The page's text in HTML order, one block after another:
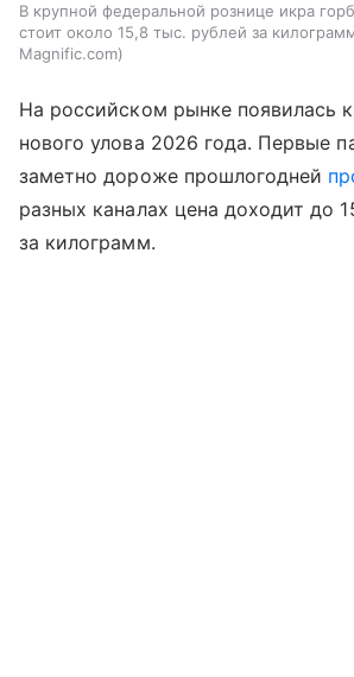
В крупной федеральной рознице икра
стоит около 15,8 тыс. рублей за
Magnific.com
На российском рынке появилась
нового улова 2026 года. Первые
заметно дороже прошлогодней
разных каналах цена доходит до
за килограмм.